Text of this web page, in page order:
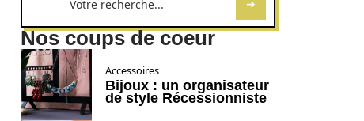
Nos coups de coeur
Accessoires
Bijoux : un organisateur
de style Récessionniste